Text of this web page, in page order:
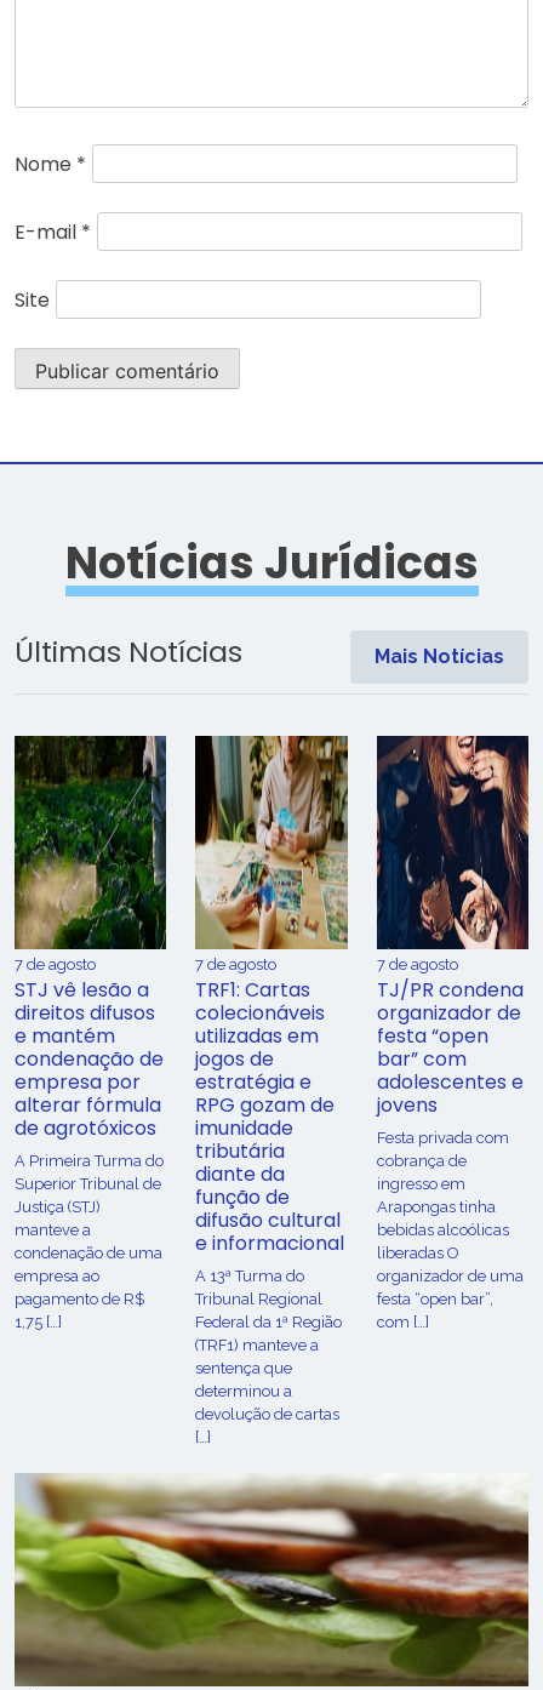
Nome *
E-mail *
Site
Notícias Jurídicas
Últimas Notícias Mais Notícias
7 de agosto
STJ vê lesão a
direitos difusos
e mantém
condenação de
empresa por
alterar fórmula
de agrotóxicos
​A Primeira Turma do
Superior Tribunal de
Justiça (STJ)
manteve a
condenação de uma
empresa ao
pagamento de R$
1,75 […]
7 de agosto
TRF1: Cartas
colecionáveis
utilizadas em
jogos de
estratégia e
RPG gozam de
imunidade
tributária
diante da
função de
difusão cultural
e informacional
A 13ª Turma do
Tribunal Regional
Federal da 1ª Região
(TRF1) manteve a
sentença que
determinou a
devolução de cartas
[…]
7 de agosto
TJ/PR condena
organizador de
festa “open
bar” com
adolescentes e
jovens
Festa privada com
cobrança de
ingresso em
Arapongas tinha
bebidas alcoólicas
liberadas O
organizador de uma
festa “open bar”,
com […]